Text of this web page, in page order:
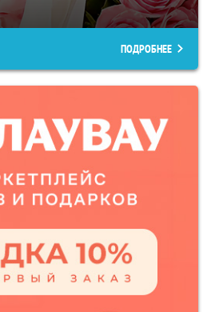
ПОДРОБНЕЕ